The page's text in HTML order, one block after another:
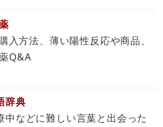
入方法、薄い陽性反応や商品、
Q&A
辞典
中などに難しい言葉と出会った